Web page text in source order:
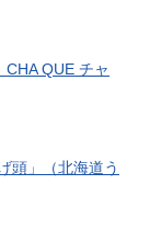
QUE チャ
頭」（北海道う